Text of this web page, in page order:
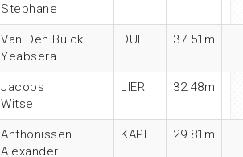
Stephane
Van Den Bulck
Yeabsera
DUFF 37.51m
Jacobs
Witse
LIER 32.48m
Anthonissen
Alexander
KAPE 29.81m